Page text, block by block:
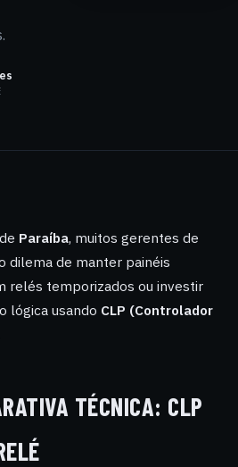
Paraíba, muitos gerentes de
dilema de manter painéis
relés temporizados ou investir
lógica usando CLP (Controlador
TÉCNICA: CLP